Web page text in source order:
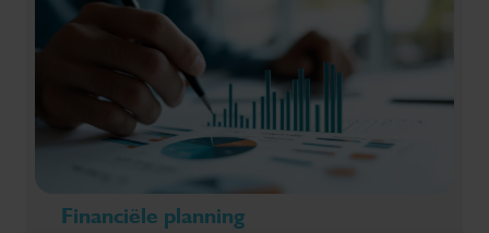
Financiële planning